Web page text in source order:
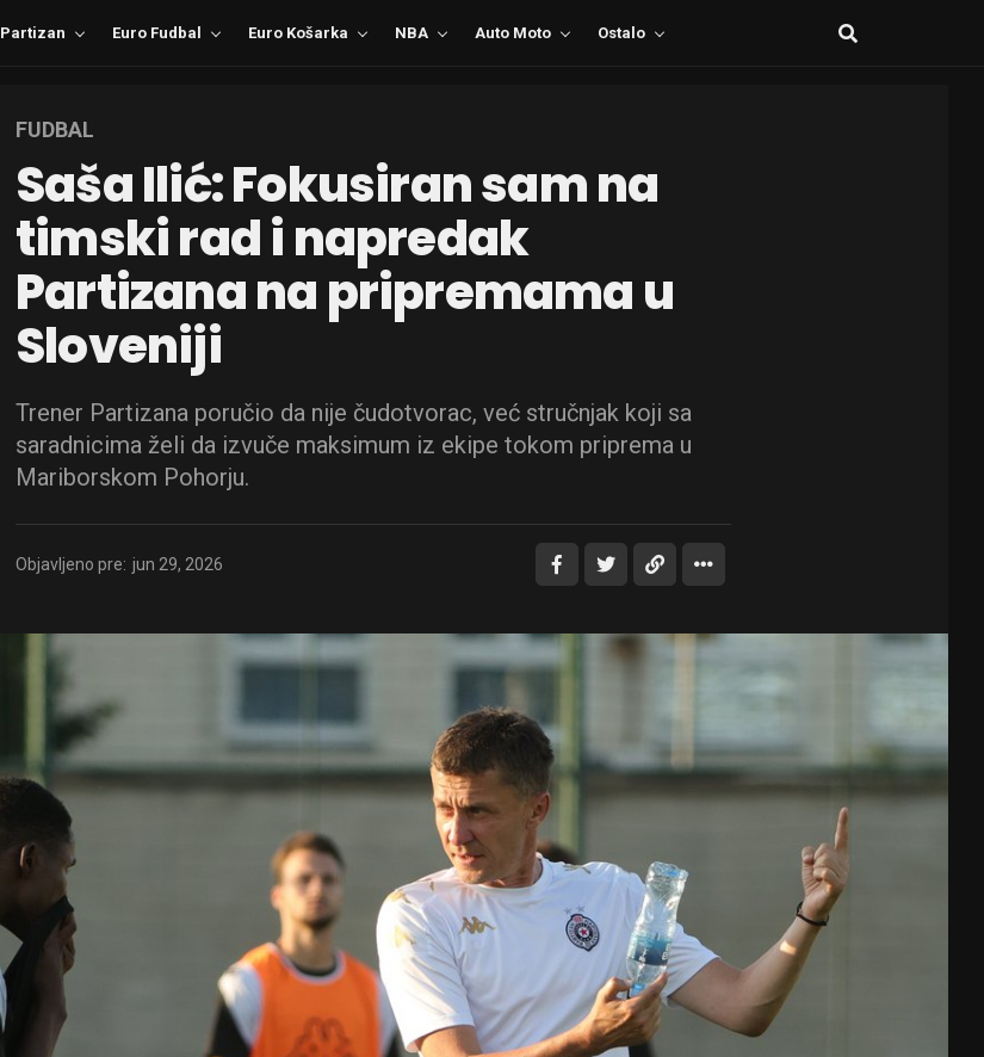
Partizan Euro Fudbal Euro Košarka NBA Auto Moto Ostalo
FUDBAL
Saša Ilić: Fokusiran sam na
timski rad i napredak
Partizana na pripremama u
Sloveniji
Trener Partizana poručio da nije čudotvorac, već stručnjak koji sa
saradnicima želi da izvuče maksimum iz ekipe tokom priprema u
Mariborskom Pohorju.
Objavljeno pre: jun 29, 2026